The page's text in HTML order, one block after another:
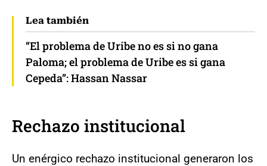
Lea también
“El problema de Uribe no es si no gana
Paloma; el problema de Uribe es si gana
Cepeda”: Hassan Nassar
Rechazo institucional
Un enérgico rechazo institucional generaron los